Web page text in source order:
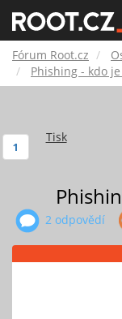
Fórum Root.cz
Phishing - kdo
Tisk
1
2 odpovědí